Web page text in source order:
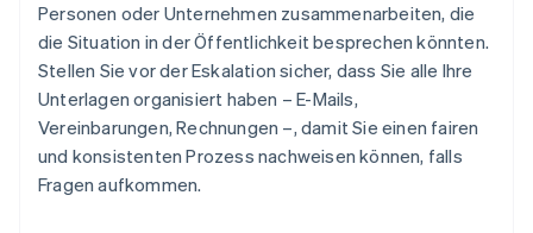
Personen oder Unternehmen zusammenarbeiten, die
die Situation in der Öffentlichkeit besprechen könnten.
Stellen Sie vor der Eskalation sicher, dass Sie alle Ihre
Unterlagen organisiert haben – E-Mails,
Vereinbarungen, Rechnungen –, damit Sie einen fairen
und konsistenten Prozess nachweisen können, falls
Fragen aufkommen.